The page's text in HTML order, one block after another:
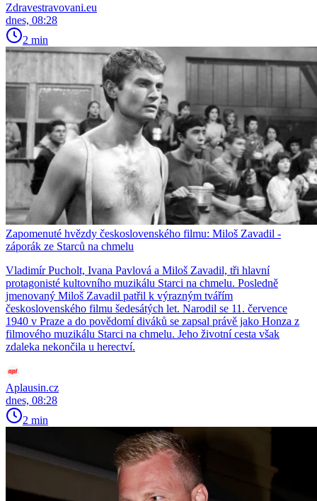
Zdravestravovani.eu
dnes, 08:28
2 min
Zapomenuté hvězdy československého filmu: Miloš Zavadil -
záporák ze Starců na chmelu
Vladimír Pucholt, Ivana Pavlová a Miloš Zavadil, tři hlavní
protagonisté kultovního muzikálu Starci na chmelu. Posledně
jmenovaný Miloš Zavadil patřil k výrazným tvářím
československého filmu šedesátých let. Narodil se 11. července
1940 v Praze a do povědomí diváků se zapsal právě jako Honza z
filmového muzikálu Starci na chmelu. Jeho životní cesta však
zdaleka nekončila u herectví.
Aplausin.cz
dnes, 08:28
2 min